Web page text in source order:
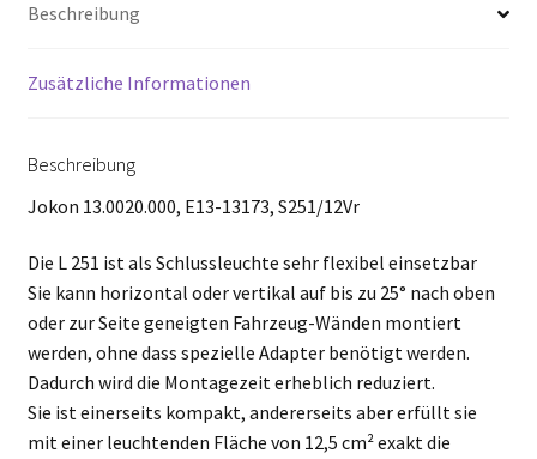
Beschreibung
Zusätzliche Informationen
Beschreibung
Jokon 13.0020.000, E13-13173, S251/12Vr
Die L 251 ist als Schlussleuchte sehr flexibel einsetzbar
Sie kann horizontal oder vertikal auf bis zu 25° nach oben
oder zur Seite geneigten Fahrzeug-Wänden montiert
werden, ohne dass spezielle Adapter benötigt werden.
Dadurch wird die Montagezeit erheblich reduziert.
Sie ist einerseits kompakt, andererseits aber erfüllt sie
mit einer leuchtenden Fläche von 12,5 cm² exakt die